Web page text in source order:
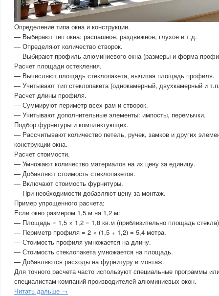
Определение типа окна и конструкции.
— Выбирают тип окна: распашное, раздвижное, глухое и т.д.
— Определяют количество створок.
— Выбирают профиль алюминиевого окна (размеры и форма
Расчет площади остекления.
— Вычисляют площадь стеклопакета, вычитая площадь профиля.
— Учитывают тип стеклопакета (однокамерный, двухкамерный и
Расчет длины профиля.
— Суммируют периметр всех рам и створок.
— Учитывают дополнительные элементы: импосты, перемычки.
Подбор фурнитуры и комплектующих.
— Рассчитывают количество петель, ручек, замков и других
конструкции окна.
Расчет стоимости.
— Умножают количество материалов на их цену за единицу.
— Добавляют стоимость стеклопакетов.
— Включают стоимость фурнитуры.
— При необходимости добавляют цену за монтаж.
Пример упрощенного расчета:
Если окно размером 1,5 м на 1,2 м:
— Площадь = 1,5 × 1,2 = 1,8 кв.м (приблизительно площадь
— Периметр профиля = 2 × (1,5 + 1,2) = 5,4 метра.
— Стоимость профиля умножается на длину.
— Стоимость стеклопакета умножается на площадь.
— Добавляются расходы на фурнитуру и монтаж.
Для точного расчета часто используют специальные программы
специалистам компаний-производителей алюминиевых окон.
Читать дальше →